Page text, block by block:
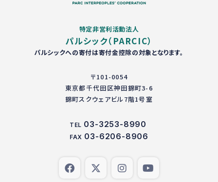
特定非営利活動法人
パルシック（PARCIC）
パルシックへの寄付は寄付金控除の対象となります。
〒101-0054
東京都千代田区神田錦町3-6
錦町スクウェアビル7階1号室
TEL 03-3253-8990
FAX 03-6206-8906